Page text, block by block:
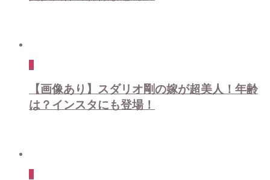
2
【画像あり】スダリオ剛の嫁が超美人！年齢
は？インスタにも登場！
3